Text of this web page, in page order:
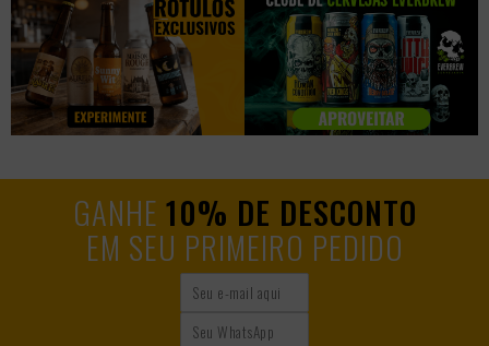
GANHE 10% DE DESCONTO
EM SEU PRIMEIRO PEDIDO